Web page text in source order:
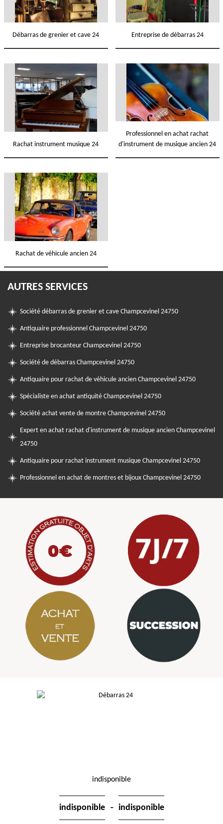
Débarras de grenier et cave 24 Entreprise de débarras 24
Rachat instrument musique 24
Professionnel en achat rachat
d'instrument de musique ancien 24
Rachat de véhicule ancien 24
AUTRES SERVICES
Société débarras de grenier et cave Champcevinel 24750
Antiquaire professionnel Champcevinel 24750
Entreprise brocanteur Champcevinel 24750
Société de débarras Champcevinel 24750
Antiquaire pour rachat de véhicule ancien Champcevinel 24750
Spécialiste en achat antiquité Champcevinel 24750
Société achat vente de montre Champcevinel 24750
Expert en achat rachat d'instrument de musique ancien Champcevinel
24750
Antiquaire pour rachat instrument musique Champcevinel 24750
Professionnel en achat de montres et bijoux Champcevinel 24750
indisponible
indisponible - indisponible